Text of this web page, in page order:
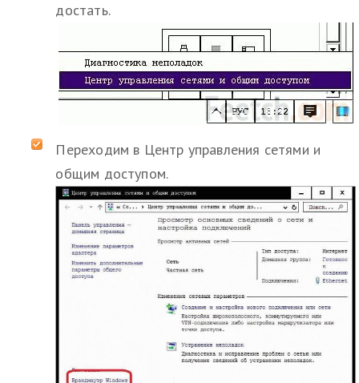
достать.
Переходим в Центр управления сетями и
общим доступом.